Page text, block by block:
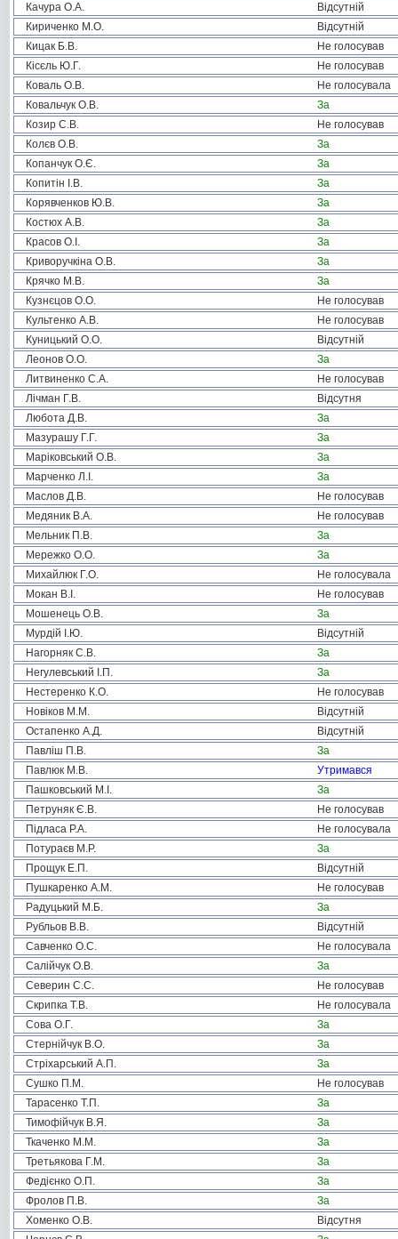
Качура О.А.
Відсутній
Кириченко М.О.
Відсутній
Кицак Б.В.
Не голосував
Кісєль Ю.Г.
Не голосував
Коваль О.В.
Не голосувала
Ковальчук О.В.
За
Козир С.В.
Не голосував
Колєв О.В.
За
Копанчук О.Є.
За
Копитін І.В.
За
Корявченков Ю.В.
За
Костюх А.В.
За
Красов О.І.
За
Криворучкіна О.В.
За
Крячко М.В.
За
Кузнєцов О.О.
Не голосував
Культенко А.В.
Не голосував
Куницький О.О.
Відсутній
Леонов О.О.
За
Литвиненко С.А.
Не голосував
Лічман Г.В.
Відсутня
Любота Д.В.
За
Мазурашу Г.Г.
За
Маріковський О.В.
За
Марченко Л.І.
За
Маслов Д.В.
Не голосував
Медяник В.А.
Не голосував
Мельник П.В.
За
Мережко О.О.
За
Михайлюк Г.О.
Не голосувала
Мокан В.І.
Не голосував
Мошенець О.В.
За
Мурдій І.Ю.
Відсутній
Нагорняк С.В.
За
Негулевський І.П.
За
Нестеренко К.О.
Не голосував
Новіков М.М.
Відсутній
Остапенко А.Д.
Відсутній
Павліш П.В.
За
Павлюк М.В.
Утримався
Пашковський М.І.
За
Петруняк Є.В.
Не голосував
Підласа Р.А.
Не голосувала
Потураєв М.Р.
За
Прощук Е.П.
Відсутній
Пушкаренко А.М.
Не голосував
Радуцький М.Б.
За
Рубльов В.В.
Відсутній
Савченко О.С.
Не голосувала
Салійчук О.В.
За
Северин С.С.
Не голосував
Скрипка Т.В.
Не голосувала
Сова О.Г.
За
Стернійчук В.О.
За
Стріхарський А.П.
За
Сушко П.М.
Не голосував
Тарасенко Т.П.
За
Тимофійчук В.Я.
За
Ткаченко М.М.
За
Третьякова Г.М.
За
Федієнко О.П.
За
Фролов П.В.
За
Хоменко О.В.
Відсутня